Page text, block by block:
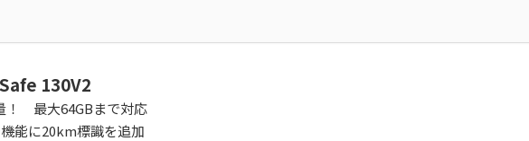
130V2
！ 最大64GBまで対応
能に20km標識を追加